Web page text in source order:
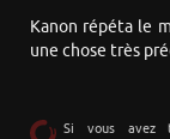
Kanon répéta le
une chose très
Si vous avez